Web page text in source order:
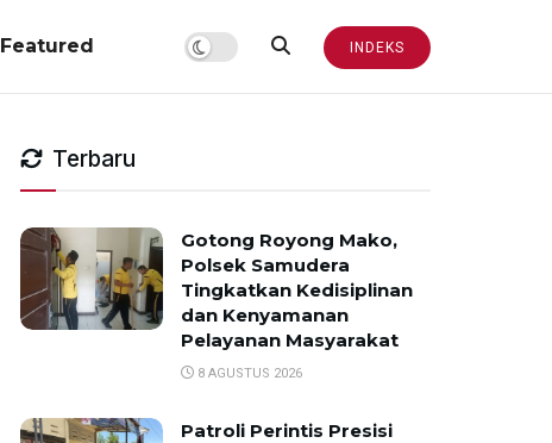
Featured INDEKS
Terbaru
Gotong Royong Mako,
Polsek Samudera
Tingkatkan Kedisiplinan
dan Kenyamanan
Pelayanan Masyarakat
8 AGUSTUS 2026
Patroli Perintis Presisi